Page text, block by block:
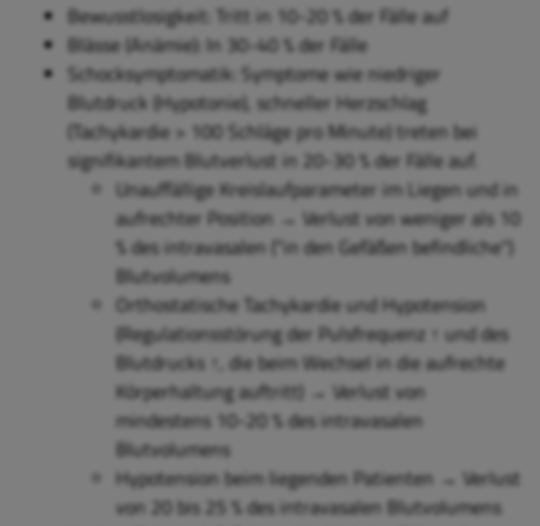
Bewusstlosigkeit: Tritt in 10-20 % der Fälle auf
Blässe (Anämie): In 30-40 % der Fälle
Schocksymptomatik: Symptome wie niedriger
Blutdruck (Hypotonie), schneller Herzschlag
(Tachykardie > 100 Schläge pro Minute) treten bei
signifikantem Blutverlust in 20-30 % der Fälle auf.
Unauffällige Kreislaufparameter im Liegen und in
aufrechter Position → Verlust von weniger als 10
% des intravasalen ("in den Gefäßen befindliche")
Blutvolumens
Orthostatische Tachykardie und Hypotension
(Regulationsstörung der Pulsfrequenz ↑ und des
Blutdrucks ↑, die beim Wechsel in die aufrechte
Körperhaltung auftritt) → Verlust von
mindestens 10-20 % des intravasalen
Blutvolumens
Hypotension beim liegenden Patienten → Verlust
von 20 bis 25 % des intravasalen Blutvolumens